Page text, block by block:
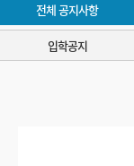
전체 공지사항
입학공지